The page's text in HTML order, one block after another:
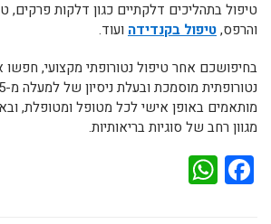
טיפול בתהליכים דלקתיים כגון דלקות פרקים,
והרפס,טיפול בקנדידה ועוד.
בחיפושכם אחר טיפול נטורופתי מקצועי, חפשו
מותאמים באופן אישי לכל מטופל ומטופלת,
מגוון רחב של סוגיות בריאותיות.
Facebook